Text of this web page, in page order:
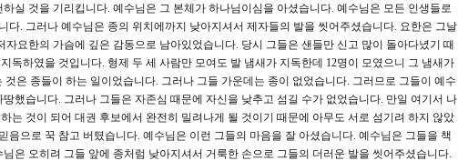
실 것을 기리킵니다. 예수님은 그 본체가 하나님이심을 아셨습니다. 예수님은 모든 인생들로
다. 그러나 예수님은 종의 위치에까지 낮아지셔서 제자들의 발을 씻어주셨습니다. 요한은 그날
요한의 가슴에 깊은 감동으로 남아있었습니다. 당시 그들은 샌들만 신고 많이 돌아다녔기 때
독하였을 것입니다. 형제 두 세 사람만 모여도 발 냄새가 지독한데 12명이 모였으니 그 냄새가
은 종들이 하는 일이었습니다. 그러나 그들 가운데는 종이 없었습니다. 그러므로 그들이 예수
했습니다. 그러나 그들은 자존심 때문에 자신을 낮추고 섬길 수가 없었습니다. 만일 여기서 나
는 것이 되어 대권 후보에서 완전히 밀려나게 될 것이기 때문에 아무도 서로 섬기려 하지 않았
음으로 꾹 참고 버텼습니다. 예수님은 이런 그들의 마음을 잘 아셨습니다. 예수님은 그들을 책
은 오히려 그들 앞에 종처럼 낮아지셔서 거룩한 손으로 그들의 더러운 발을 씻어주셨습니다.